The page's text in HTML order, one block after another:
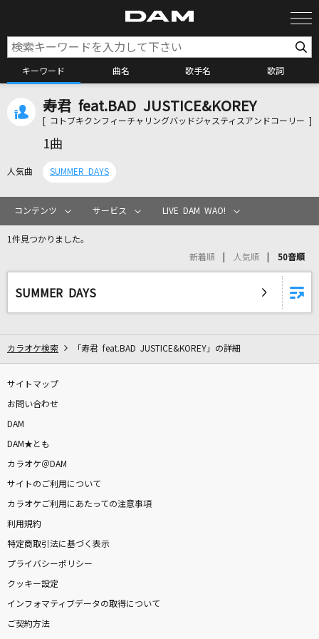
キーワード 曲名 歌手名 歌詞
カラオケ検索
カラオケリクエスト
リアルタイムで歌われている曲の一覧
最大公約数
RADWIMPS
拍手喝采歌合
supercell
空
lulu.
Mrs. GREEN APPLE
寿君 feat.BAD JUSTICE&KOREY
[ コトブキクンフィーチャリングバッドジャスティスアンドコーリー ]
1曲
人気曲 SUMMER DAYS
コンテンツ サービス LIVE DAM WAO!
1件見つかりました。
新着順 人気順 50音順
SUMMER DAYS
カラオケ検索 「寿君 feat.BAD JUSTICE&KOREY」の詳細
サイトマップ
お問い合わせ
DAM
DAM★とも
カラオケ＠DAM
サイトのご利用について
カラオケご利用にあたっての注意事項
利用規約
特定商取引法に基づく表示
プライバシーポリシー
クッキー設定
インフォマティブデータの取得について
ご契約方法